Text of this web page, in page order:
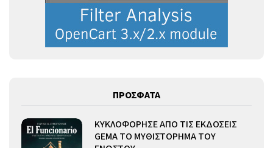
ΠΡΟΣΦΑΤΑ
ΚΥΚΛΟΦΟΡΗΣΕ ΑΠΟ ΤΙΣ ΕΚΔΟΣΕΙΣ
GEMA ΤΟ ΜΥΘΙΣΤΟΡΗΜΑ ΤΟΥ